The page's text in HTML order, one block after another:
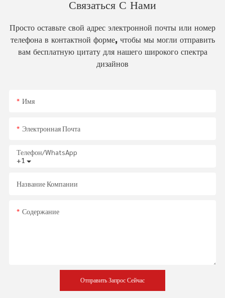
Связаться С Нами
Просто оставьте свой адрес электронной почты или номер
телефона в контактной форме, чтобы мы могли отправить
вам бесплатную цитату для нашего широкого спектра
дизайнов
Имя
Электронная Почта
+1
Телефон/WhatsApp
Название Компании
Содержание
Отправить Запрос Сейчас